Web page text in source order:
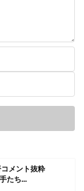
メント抜粋
たち...